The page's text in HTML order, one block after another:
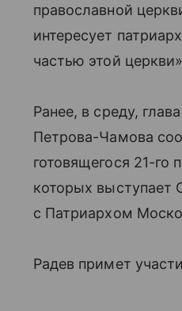
православной
интересует
частью этой
Ранее, в среду,
Петрова-Чамова
готовящегося 21-го
которых выступает
с Патриархом
Радев примет